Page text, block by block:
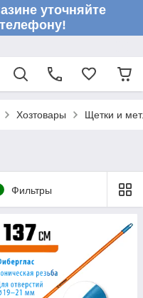
уточняйте
Хозтовары Щетки и
Фильтры